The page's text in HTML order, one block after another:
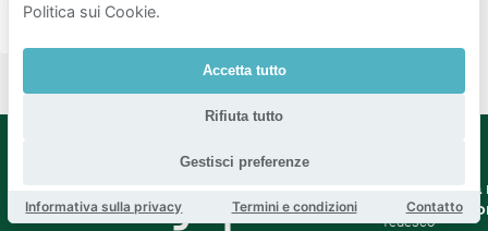
B.V.
Tedesco
Politica sui Cookie.
Accetta tutto
Rifiuta tutto
Gestisci preferenze
Informativa sulla privacy Termini e condizioni Contatto